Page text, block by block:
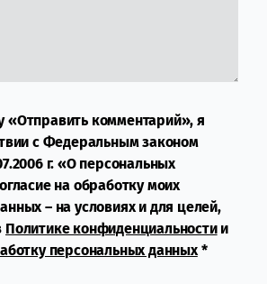
«Отправить комментарий», я
с Федеральным законом
г. «О персональных
на обработку моих
– на условиях и для целей,
Политике конфиденциальностии
персональных данных*